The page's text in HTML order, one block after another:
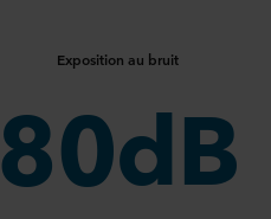
Exposition au bruit
80dB